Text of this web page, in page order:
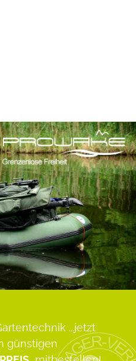
...jetzt
günstigen